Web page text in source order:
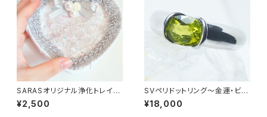
SARASオリジナル浄化トレイ
Pure White
¥2,500
SVペリドットリング〜金運・ビジ
ネス〜
¥18,000